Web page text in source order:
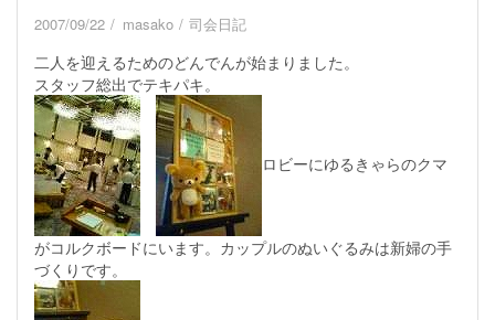
2007/09/22 masako 司会日記
二人を迎えるためのどんでんが始まりました。
スタッフ総出でテキパキ。
ロビーにゆるきゃらのクマ
がコルクボードにいます。カップルのぬいぐるみは新婦の手
づくりです。